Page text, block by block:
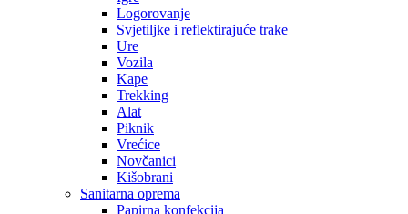
Logorovanje
Svjetiljke i reflektirajuće trake
Ure
Vozila
Kape
Trekking
Alat
Piknik
Vrećice
Novčanici
Kišobrani
Sanitarna oprema
Papirna konfekcija